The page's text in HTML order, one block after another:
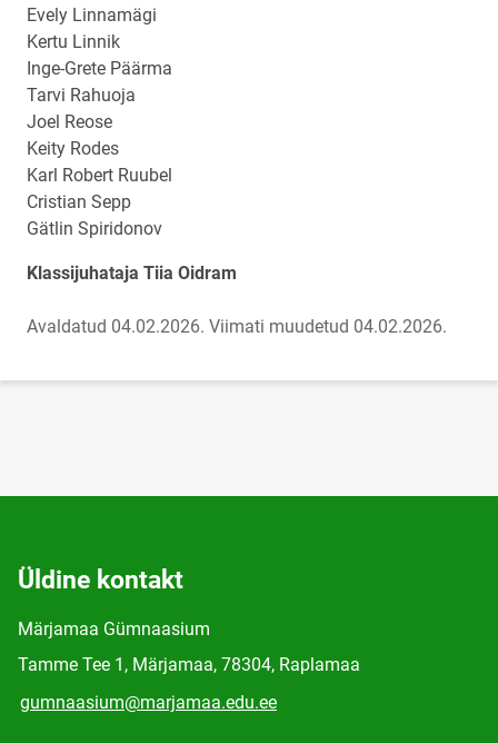
Evely Linnamägi
Kertu Linnik
Inge-Grete Päärma
Tarvi Rahuoja
Joel Reose
Keity Rodes
Karl Robert Ruubel
Cristian Sepp
Gätlin Spiridonov
Klassijuhataja Tiia Oidram
Avaldatud 04.02.2026. Viimati muudetud 04.02.2026.
Üldine kontakt
Märjamaa Gümnaasium
Tamme Tee 1, Märjamaa, 78304, Raplamaa
gumnaasium@marjamaa.edu.ee